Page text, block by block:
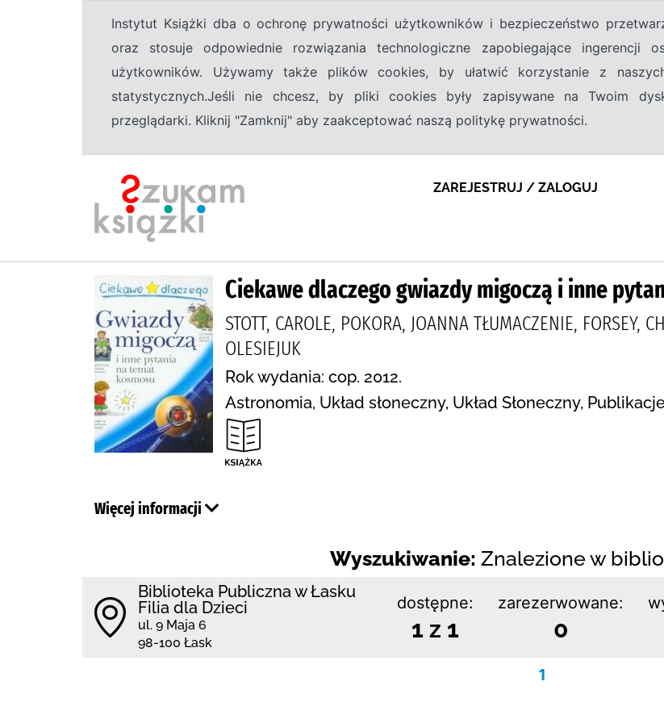
Instytut Książki dba o ochronę prywatności użytkowników i bezpieczeństwo
oraz stosuje odpowiednie rozwiązania technologiczne zapobiegające ingerencji
użytkowników. Używamy także plików cookies, by ułatwić korzystanie z
statystycznych.Jeśli nie chcesz, by pliki cookies były zapisywane na Twoim
przeglądarki. Kliknij "Zamknij" aby zaakceptować naszą politykę prywatności.
ZAREJESTRUJ / ZALOGUJ
Ciekawe dlaczego gwiazdy migoczą i inne
STOTT, CAROLE, POKORA, JOANNA TŁUMACZENIE, FORSEY,
OLESIEJUK
Rok wydania: cop. 2012.
Astronomia, Układ słoneczny, Układ Słoneczny,
Więcej informacji
Wyszukiwanie: Znalezione w
Biblioteka Publiczna w Łasku
Filia dla Dzieci
ul. 9 Maja 6
98-100 Łask
dostępne:
1 z 1
zarezerwowane:
0
1